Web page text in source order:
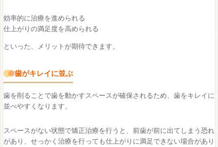
効率的に治療を進められる
仕上がりの満足度を高められる
といった、メリットが期待できます。
歯がキレイに並ぶ
歯を削ることで歯を動かすスペースが確保されるため、歯をキレイに
並べやすくなります。
スペースがない状態で矯正治療を行うと、前歯が前に出てしまう恐れ
があり、せっかく治療を行っても仕上がりに満足できない場合があり